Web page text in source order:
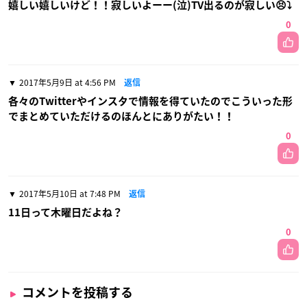
嬉しい嬉しいけど！！寂しいよーー(泣)TV出るのが寂しい😣⤵
0
2017年5月9日 at 4:56 PM 返信
各々のTwitterやインスタで情報を得ていたのでこういった形
でまとめていただけるのほんとにありがたい！！
0
2017年5月10日 at 7:48 PM 返信
11日って木曜日だよね？
0
コメントを投稿する